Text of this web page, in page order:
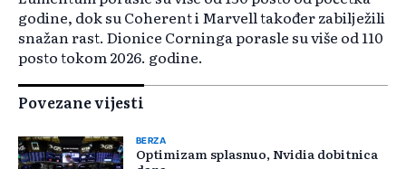
godine, dok su Coherent i Marvell također zabilježili
snažan rast. Dionice Corninga porasle su više od 110
posto tokom 2026. godine.
Povezane vijesti
BERZA
Optimizam splasnuo, Nvidia dobitnica